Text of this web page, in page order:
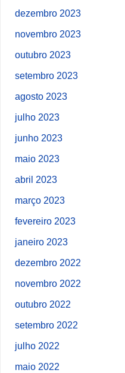
dezembro 2023
novembro 2023
outubro 2023
setembro 2023
agosto 2023
julho 2023
junho 2023
maio 2023
abril 2023
março 2023
fevereiro 2023
janeiro 2023
dezembro 2022
novembro 2022
outubro 2022
setembro 2022
julho 2022
maio 2022